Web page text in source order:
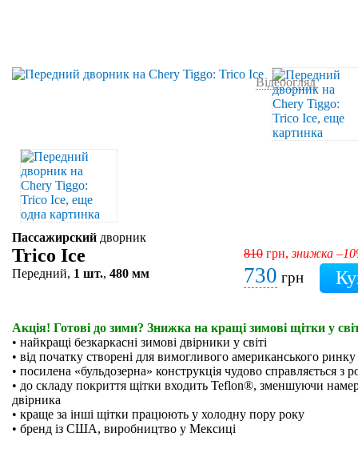
Відеоогляд
Пассажирский дворник
Trico Ice
Передний, 1 шт., 480 мм
810 грн,знижка
730 грн
Акція! Готові до зими? Знижка на кращі зимові щітки у
• найкращі безкаркасні зимові двірники у світі
• від початку створені для вимогливого американського ринку
• посилена «бульдозерна» конструкція чудово справляється з
• до складу покриття щітки входить Teflon®, зменшуючи
двірника
• краще за інші щітки працюють у холодну пору року
• бренд із США, виробництво у Мексиці